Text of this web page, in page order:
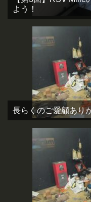
よう！
長らくのご愛顧あり